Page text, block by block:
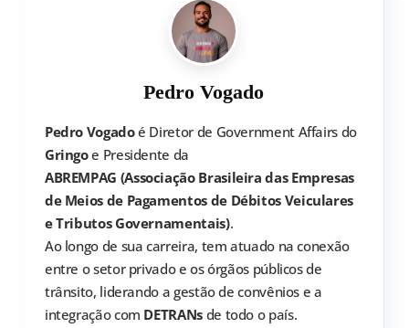
Pedro Vogado
Pedro Vogadoé Diretor de Government Affairs do
Gringoe Presidente da
ABREMPAG (Associação Brasileira das Empresas
de Meios de Pagamentos de Débitos Veiculares
e Tributos Governamentais).
Ao longo de sua carreira, tem atuado na conexão
entre o setor privado e os órgãos públicos de
trânsito, liderando a gestão de convênios e a
integração com DETRANsde todo o país.